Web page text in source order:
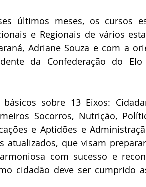
últimos meses, os cursos
e Regionais de vários
Adriane Souza e com a
da Confederação do Elo
sobre 13 Eixos:
Socorros, Nutrição,
e Aptidões e
atualizados, que visam
com sucesso e
cidadão deve ser cumprido